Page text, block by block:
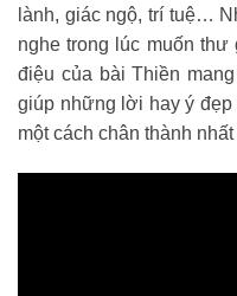
lành, giác ngộ, trí tuệ…
nghe trong lúc muốn thư
điệu của bài Thiền
giúp những lời hay ý
một cách chân thành